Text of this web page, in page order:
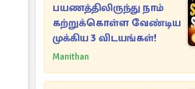
பயணத்திலிருந்து நாம்
கற்றுக்கொள்ள வேண்டிய
முக்கிய 3 விடயங்கள்!
Manithan